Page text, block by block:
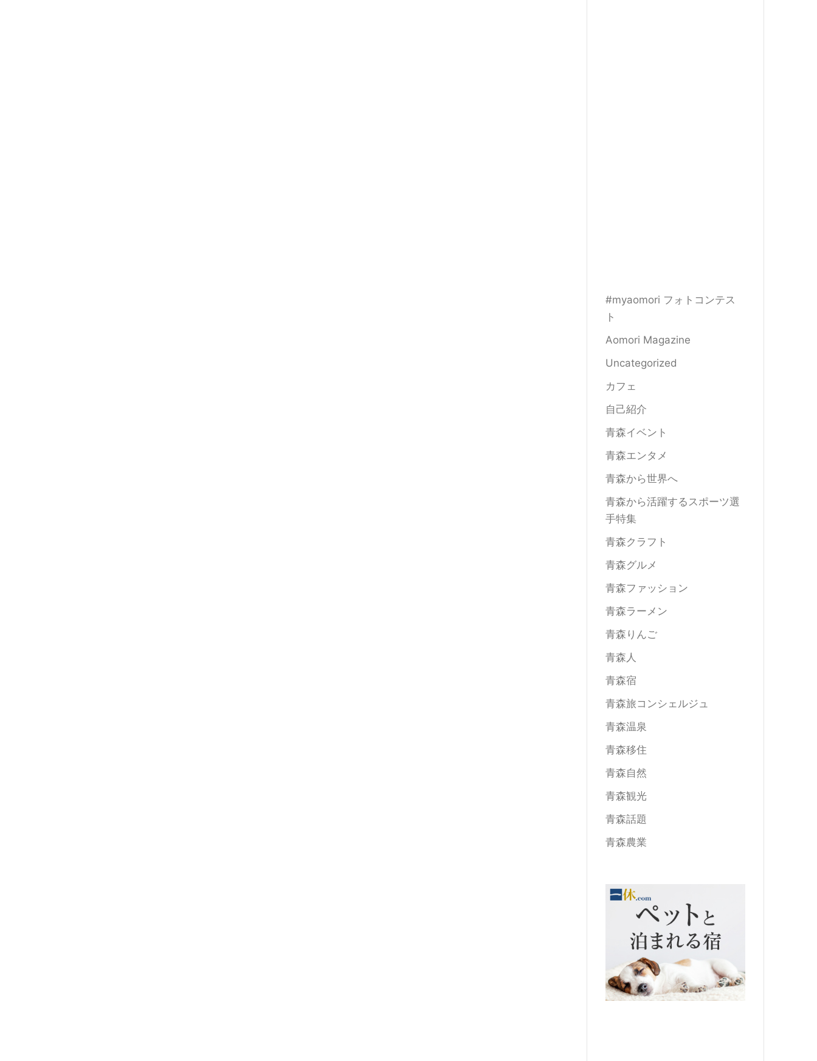
#myaomori フォトコンテス
ト
Aomori Magazine
Uncategorized
カフェ
自己紹介
青森イベント
青森エンタメ
青森から世界へ
青森から活躍するスポーツ選
手特集
青森クラフト
青森グルメ
青森ファッション
青森ラーメン
青森りんご
青森人
青森宿
青森旅コンシェルジュ
青森温泉
青森移住
青森自然
青森観光
青森話題
青森農業